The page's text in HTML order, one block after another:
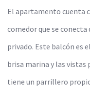
El apartamento cuenta
comedor que se
privado. Este balcón es
brisa marina y las vistas
tiene un parrillero